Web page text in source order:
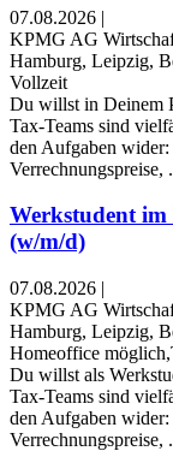
07.08.2026 |
KPMG AG
Hamburg, Leipzig,
Vollzeit
Du willst in Deinem
Tax-Teams sind
den Aufgaben wider:
Verrechnungspreise,
Werkstudent im
(w/m/d)
07.08.2026 |
KPMG AG
Hamburg, Leipzig,
Homeoffice
Du willst als
Tax-Teams sind
den Aufgaben wider:
Verrechnungspreise,